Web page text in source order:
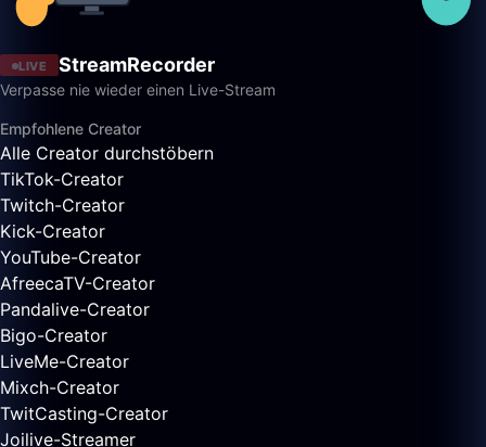
LIVE StreamRecorder
Verpasse nie wieder einen Live-Stream
Empfohlene Creator
Alle Creator durchstöbern
TikTok-Creator
Twitch-Creator
Kick-Creator
YouTube-Creator
AfreecaTV-Creator
Pandalive-Creator
Bigo-Creator
LiveMe-Creator
Mixch-Creator
TwitCasting-Creator
Joilive-Streamer